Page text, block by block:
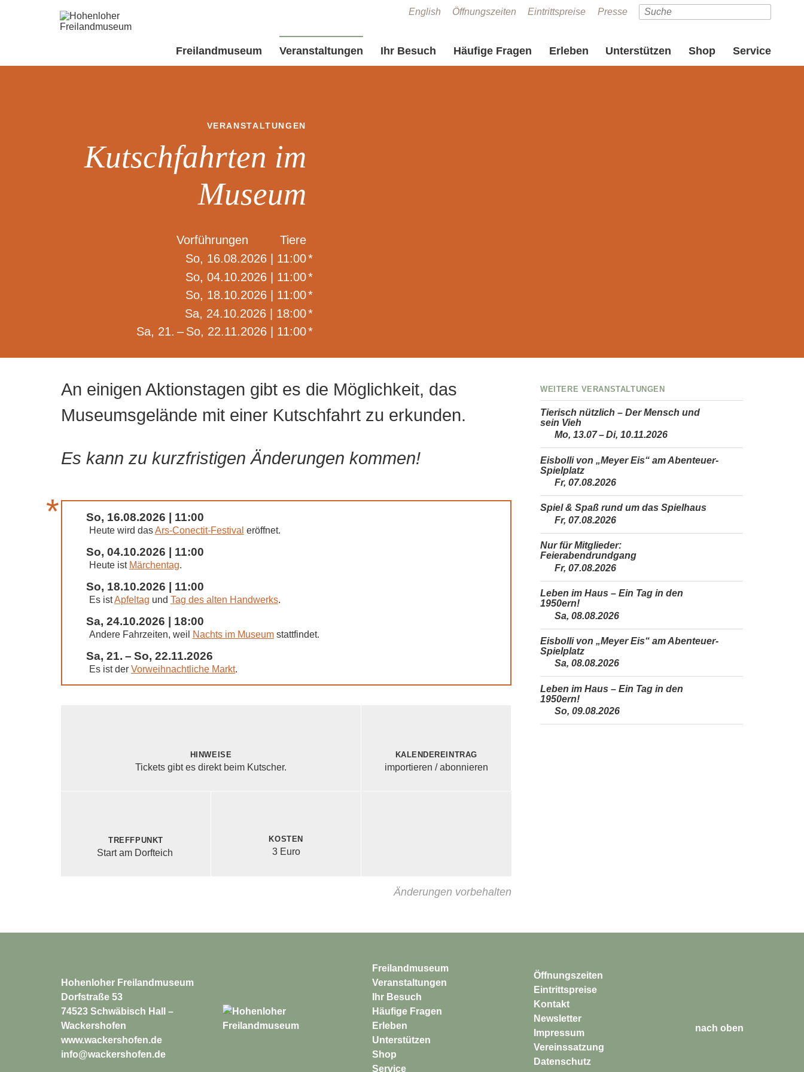
English Öffnungszeiten Eintrittspreise Presse
Freilandmuseum Veranstaltungen Ihr Besuch Häufige Fragen Erleben Unterstützen Shop Service
VERANSTALTUNGEN
Kutschfahrten im
Museum
Vorführungen
Tiere
So, 16.08.2026 | 11:00*
So, 04.10.2026 | 11:00*
So, 18.10.2026 | 11:00*
Sa, 24.10.2026 | 18:00*
Sa, 21. – So, 22.11.2026 | 11:00*
An einigen Aktionstagen gibt es die Möglichkeit, das
Museumsgelände mit einer Kutschfahrt zu erkunden.
Es kann zu kurzfristigen Änderungen kommen!
So, 16.08.2026 | 11:00
Heute wird dasArs-Conectit-Festival eröffnet.
So, 04.10.2026 | 11:00
Heute ist Märchentag.
So, 18.10.2026 | 11:00
Es istApfeltag und Tag des alten Handwerks.
Sa, 24.10.2026 | 18:00
Andere Fahrzeiten, weil Nachts im Museumstattfindet.
Sa, 21. – So, 22.11.2026
Es ist der Vorweihnachtliche Markt.
Hinweise
Tickets gibt es direkt beim Kutscher.
Kalendereintrag
importieren / abonnieren
Treffpunkt
Start am Dorfteich
Kosten
3 Euro
Änderungen vorbehalten
Weitere Veranstaltungen
Tierisch nützlich – Der Mensch und
sein Vieh
Mo, 13.07 – Di, 10.11.2026
Eisbolli von „Meyer Eis“ am Abenteuer-
Spielplatz
Fr, 07.08.2026
Spiel & Spaß rund um das Spielhaus
Fr, 07.08.2026
Nur für Mitglieder:
Feierabendrundgang
Fr, 07.08.2026
Leben im Haus – Ein Tag in den
1950ern!
Sa, 08.08.2026
Eisbolli von „Meyer Eis“ am Abenteuer-
Spielplatz
Sa, 08.08.2026
Leben im Haus – Ein Tag in den
1950ern!
So, 09.08.2026
Hohenloher Freilandmuseum
Dorfstraße 53
74523 Schwäbisch Hall –
Wackershofen
www.wackershofen.de
info@wackershofen.de
Freilandmuseum
Veranstaltungen
Ihr Besuch
Häufige Fragen
Erleben
Unterstützen
Shop
Service
Öffnungszeiten
Eintrittspreise
Kontakt
Newsletter
Impressum
Vereinssatzung
Datenschutz
nach oben